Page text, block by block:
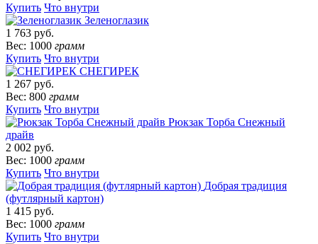
Купить Что внутри
Зеленоглазик
1 763 руб.
Вес: 1000 грамм
Купить Что внутри
СНЕГИРЕК
1 267 руб.
Вес: 800 грамм
Купить Что внутри
Рюкзак Торба Снежный
драйв
2 002 руб.
Вес: 1000 грамм
Купить Что внутри
Добрая традиция
(футлярный картон)
1 415 руб.
Вес: 1000 грамм
Купить Что внутри